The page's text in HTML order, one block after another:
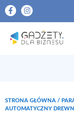
STRONA GŁÓWNA /
AUTOMATYCZNY